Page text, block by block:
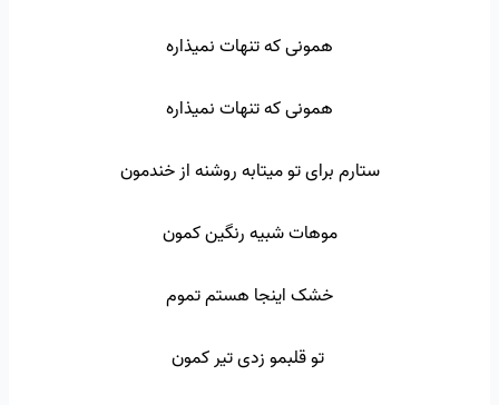
همونی که تنهات نمیذاره
همونی که تنهات نمیذاره
ستارم برای تو میتابه روشنه از خندمون
موهات شبیه رنگین کمون
خشک اینجا هستم تموم
تو قلبمو زدی تیر کمون